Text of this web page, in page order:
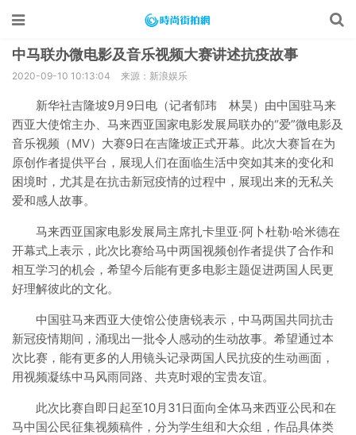
中马联办微电影及音乐视频大赛讲述抗疫故事
2020-09-10 10:13:04 来源：新浪娱乐
新华社吉隆坡9月9日电（记者郁玮 林昊）由中国驻马来
西亚大使馆主办、马来西亚国家电影发展局联办的“爱”微电影及
音乐视频（MV）大赛9日在吉隆坡正式开幕。此次大赛旨在为
原创作者提供平台，展现人们在面临生活中突如其来的变化和
困境时，尤其是在抗击新冠疫情的过程中，展现出来的无私关
爱和感人故事。
马来西亚国家电影发展局主席扎卡里亚·阿卜杜勒·哈米德在
开幕式上表示，此次比赛给马中两国视频创作者提供了合作和
相互学习的机会，希望今后能有更多电影主题促进两国人民更
好理解彼此的文化。
中国驻马来西亚大使馆公使唐锐表示，中马两国共同抗击
新冠疫情期间，涌现出一批令人感动的生动故事。希望通过本
次比赛，能有更多的人用镜头记录两国人民抗疫的生动画面，
用视频凝练中马风雨同路、共克时艰的宝贵友谊。
此次比赛自即日起至10月31日面向全体马来西亚公民和在
马中国公民征集视频稿件，分为学生组和大众组，作品具体类